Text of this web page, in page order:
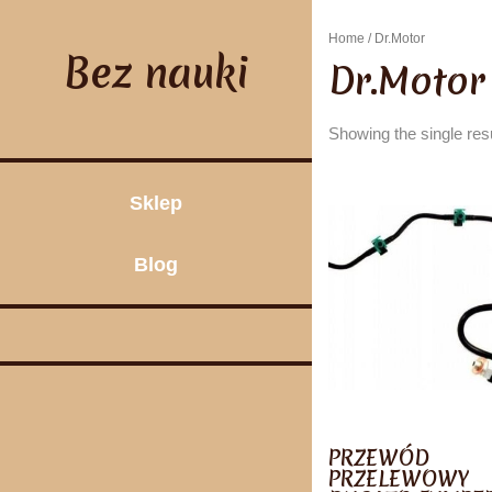
Bez nauki
Sklep
Blog
Home / Dr.Motor
Dr.Motor
Showing the single
PRZEWÓD
PRZELEWOWY